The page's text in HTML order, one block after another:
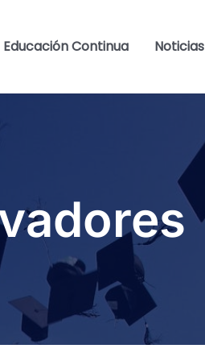
Educación Continua Noticias